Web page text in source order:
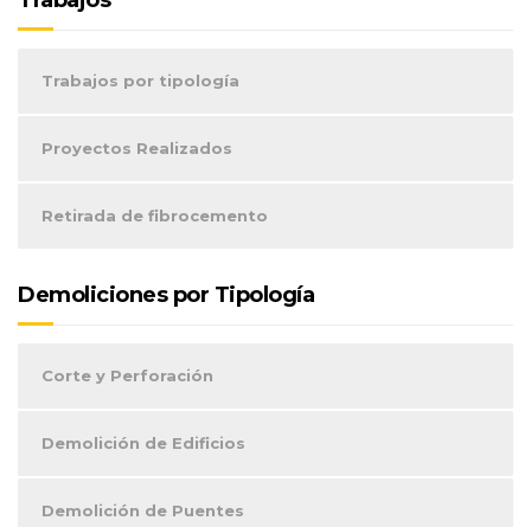
Trabajos por tipología
Proyectos Realizados
Retirada de fibrocemento
Demoliciones por Tipología
Corte y Perforación
Demolición de Edificios
Demolición de Puentes